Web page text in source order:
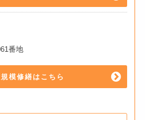
番地
模修繕はこちら